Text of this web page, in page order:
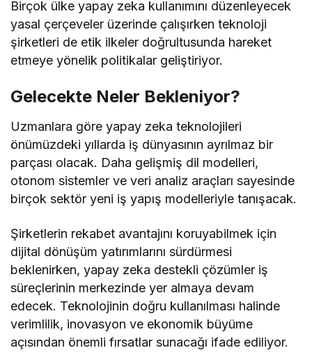
Birçok ülke yapay zeka kullanımını düzenleyecek
yasal çerçeveler üzerinde çalışırken teknoloji
şirketleri de etik ilkeler doğrultusunda hareket
etmeye yönelik politikalar geliştiriyor.
Gelecekte Neler Bekleniyor?
Uzmanlara göre yapay zeka teknolojileri
önümüzdeki yıllarda iş dünyasının ayrılmaz bir
parçası olacak. Daha gelişmiş dil modelleri,
otonom sistemler ve veri analiz araçları sayesinde
birçok sektör yeni iş yapış modelleriyle tanışacak.
Şirketlerin rekabet avantajını koruyabilmek için
dijital dönüşüm yatırımlarını sürdürmesi
beklenirken, yapay zeka destekli çözümler iş
süreçlerinin merkezinde yer almaya devam
edecek. Teknolojinin doğru kullanılması halinde
verimlilik, inovasyon ve ekonomik büyüme
açısından önemli fırsatlar sunacağı ifade ediliyor.